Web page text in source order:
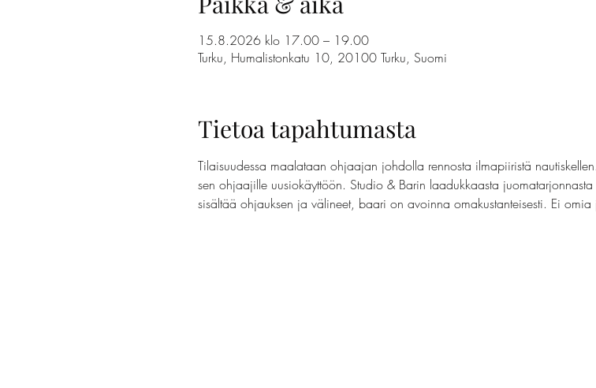
15.8.2026 klo 17.00 – 19.00
Turku, Humalistonkatu 10, 20100 Turku, Suomi
Tietoa tapahtumasta
Tilaisuudessa maalataan ohjaajan johdolla rennosta ilmapiiristä
sen ohjaajille uusiokäyttöön. Studio & Barin laadukkaasta
sisältää ohjauksen ja välineet, baari on avoinna omakustanteisesti. Ei